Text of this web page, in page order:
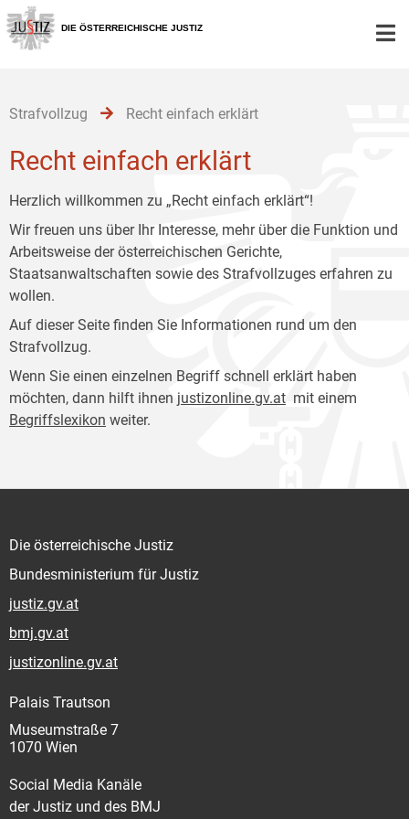
Zur
Hauptnavigation
[1]
Zum
Inhalt
[2]
Zum
Untermenü
[3]
DIE ÖSTERREICHISCHE JUSTIZ
Strafvollzug Recht einfach erklärt
Recht einfach erklärt
Herzlich willkommen zu „Recht einfach erklärt“!
Wir freuen uns über Ihr Interesse, mehr über die Funktion und
Arbeitsweise der österreichischen Gerichte,
Staatsanwaltschaften sowie des Strafvollzuges erfahren zu
wollen.
Auf dieser Seite finden Sie Informationen rund um den
Strafvollzug.
Wenn Sie einen einzelnen Begriff schnell erklärt haben
möchten, dann hilft ihnen justizonline.gv.at mit einem
Begriffslexikon weiter.
Die österreichische Justiz
Bundesministerium für Justiz
justiz.gv.at
bmj.gv.at
justizonline.gv.at
Palais Trautson
Museumstraße 7
1070 Wien
Social Media Kanäle
der Justiz und des BMJ